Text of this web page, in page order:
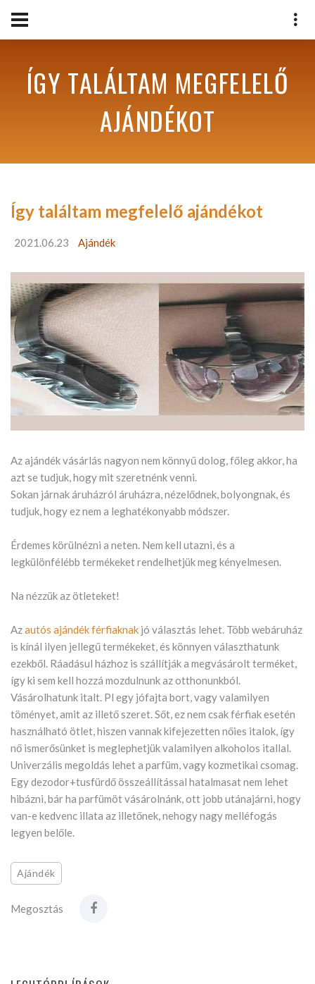
ÍGY TALÁLTAM MEGFELELŐ
AJÁNDÉKOT
Így találtam megfelelő ajándékot
2021.06.23 Ajándék
Az ajándék vásárlás nagyon nem könnyű dolog, főleg akkor, ha
azt se tudjuk, hogy mit szeretnénk venni.
Sokan járnak áruházról áruházra, nézelődnek, bolyongnak, és
tudjuk, hogy ez nem a leghatékonyabb módszer.
Érdemes körülnézni a neten. Nem kell utazni, és a
legkülönfélébb termékeket rendelhetjük meg kényelmesen.
Na nézzük az ötleteket!
Azautós ajándék férfiaknak jó választás lehet. Több webáruház
is kínál ilyen jellegű termékeket, és könnyen választhatunk
ezekből. Ráadásul házhoz is szállítják a megvásárolt terméket,
így ki sem kell hozzá mozdulnunk az otthonunkból.
Vásárolhatunk italt. Pl egy jófajta bort, vagy valamilyen
töményet, amit az illető szeret. Sőt, ez nem csak férfiak esetén
használható ötlet, hiszen vannak kifejezetten nőies italok, így
nő ismerősünket is meglephetjük valamilyen alkoholos itallal.
Univerzális megoldás lehet a parfüm, vagy kozmetikai csomag.
Egy dezodor+tusfürdő összeállítással hatalmasat nem lehet
hibázni, bár ha parfümöt vásárolnánk, ott jobb utánajárni, hogy
van-e kedvenc illata az illetőnek, nehogy nagy melléfogás
legyen belőle.
Ajándék
Megosztás